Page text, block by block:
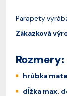
Parapety
Zákazková
Rozmery:
hrúbka
dĺžka max.